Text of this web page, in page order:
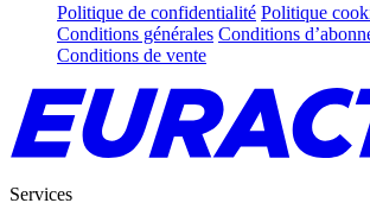
Politique de confidentialité Politique
Conditions générales Conditions
Conditions de vente
Services